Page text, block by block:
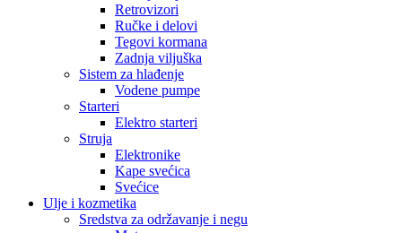
Retrovizori
Ručke i delovi
Tegovi kormana
Zadnja viljuška
Sistem za hlađenje
Vodene pumpe
Starteri
Elektro starteri
Struja
Elektronike
Kape svećica
Svećice
Ulje i kozmetika
Sredstva za održavanje i negu